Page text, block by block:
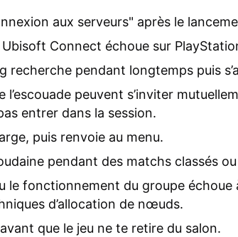
aux serveurs" après le
Connect échoue sur
recherche pendant longtemps puis
l’escouade peuvent s’inviter
entrer dans la session.
puis renvoie au menu.
pendant des matchs classés
le fonctionnement du groupe échoue
d’allocation de nœuds.
que le jeu ne te retire du salon.